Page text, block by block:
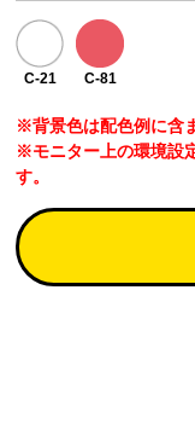
C-21 C-81
※背景色は配色例に含
※モニター上の環境設
す。